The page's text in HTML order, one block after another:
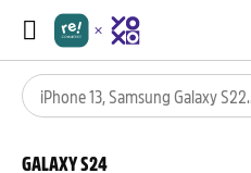
GALAXY S24